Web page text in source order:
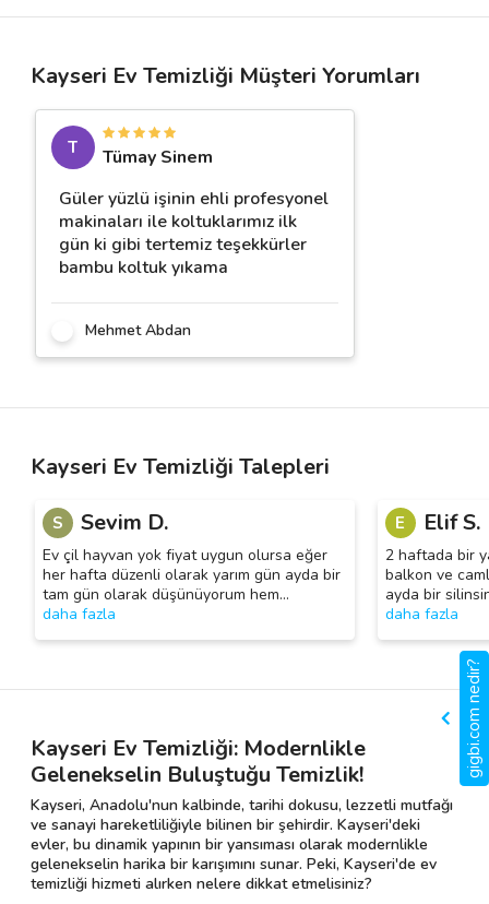
Kayseri Ev Temizliği Müşteri Yorumları
T
Tümay Sinem
Güler yüzlü işinin ehli profesyonel
makinaları ile koltuklarımız ilk
gün ki gibi tertemiz teşekkürler
bambu koltuk yıkama
Mehmet Abdan
Kayseri Ev Temizliği Talepleri
S Sevim D.
Ev çil hayvan yok fiyat uygun olursa eğer
her hafta düzenli olarak yarım gün ayda bir
tam gün olarak düşünüyorum hem…
daha fazla
E Elif S.
2 haftada bir
balkon ve
ayda bir
daha fazla
Kayseri Ev Temizliği: Modernlikle
Gelenekselin Buluştuğu Temizlik!
Kayseri, Anadolu'nun kalbinde, tarihi dokusu, lezzetli mutfağı
ve sanayi hareketliliğiyle bilinen bir şehirdir. Kayseri'deki
evler, bu dinamik yapının bir yansıması olarak modernlikle
gelenekselin harika bir karışımını sunar. Peki, Kayseri'de ev
temizliği hizmeti alırken nelere dikkat etmelisiniz?
gigbi.com nedir?